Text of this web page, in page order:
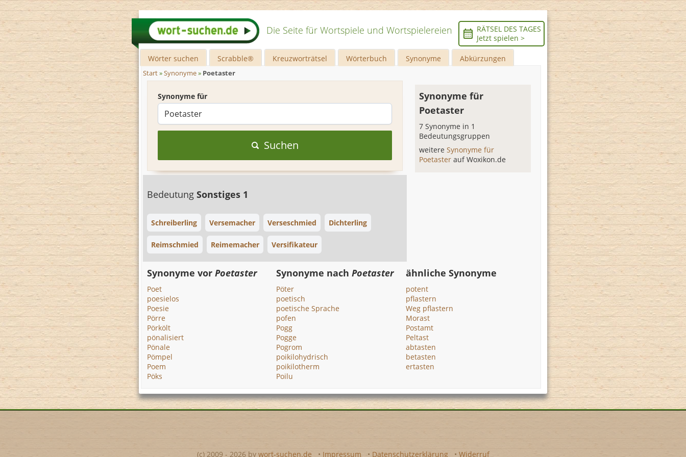
Die Seite für Wortspiele und Wortspielereien
RÄTSEL DES TAGES
Jetzt spielen >
Wörter suchen Scrabble® Kreuzworträtsel Wörterbuch Synonyme Abkürzungen
Start»Synonyme» Poetaster
Synonyme für
Suchen
Bedeutung Sonstiges 1
Schreiberling Versemacher Verseschmied Dichterling
Reimschmied Reimemacher Versifikateur
Synonyme für
Poetaster
7 Synonyme in 1
Bedeutungsgruppen
weitereSynonyme für
Poetasterauf Woxikon.de
Synonyme vor Poetaster
Poet
poesielos
Poesie
Pörre
Pörkölt
pönalisiert
Pönale
Pömpel
Poem
Pöks
Synonyme nachPoetaster
Pöter
poetisch
poetische Sprache
pofen
Pogg
Pogge
Pogrom
poikilohydrisch
poikilotherm
Poilu
ähnliche Synonyme
potent
pflastern
Weg pflastern
Morast
Postamt
Peltast
abtasten
betasten
ertasten
(c) 2009 - 2026 by wort-suchen.de • Impressum • Datenschutzerklärung • Widerruf